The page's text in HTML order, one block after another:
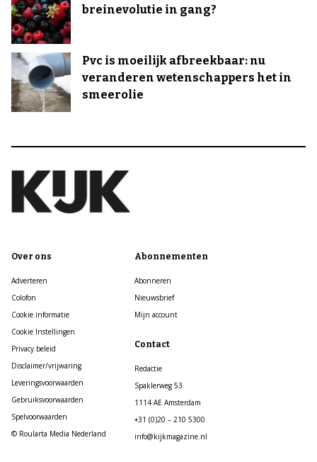
breinevolutie in gang?
Pvc is moeilijk afbreekbaar: nu
veranderen wetenschappers het in
smeerolie
Over ons
Adverteren
Colofon
Cookie informatie
Cookie Instellingen
Privacy beleid
Disclaimer/vrijwaring
Leveringsvoorwaarden
Gebruiksvoorwaarden
Spelvoorwaarden
© Roularta Media Nederland
Abonnementen
Abonneren
Nieuwsbrief
Mijn account
Contact
Redactie
Spaklerweg 53
1114 AE Amsterdam
+31 (0)20 – 210 5300
info@kijkmagazine.nl